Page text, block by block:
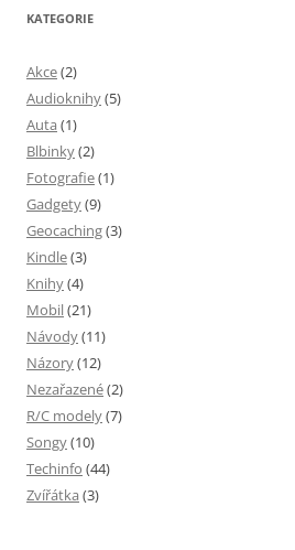
KATEGORIE
Akce(2)
Audioknihy(5)
Auta (1)
Blbinky(2)
Fotografie(1)
Gadgety(9)
Geocaching(3)
Kindle(3)
Knihy(4)
Mobil(21)
Návody(11)
Názory(12)
Nezařazené(2)
R/C modely(7)
Songy(10)
Techinfo (44)
Zvířátka (3)